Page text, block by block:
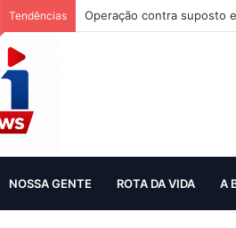
Tendências Operação contra suposto
NOSSA GENTE ROTA DA VIDA A